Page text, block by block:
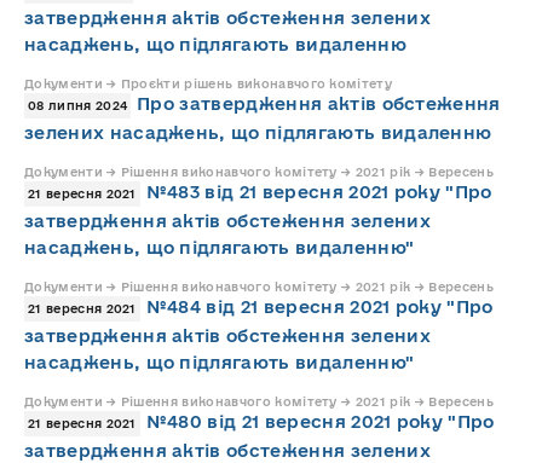
затвердження актів обстеження зелених
насаджень, що підлягають видаленню
Документи → Проєкти рішень виконавчого комітету
08 липня 2024
Про затвердження актів обстеження
зелених насаджень, що підлягають видаленню
Документи → Рішення виконавчого комітету → 2021 рік → Вересень
21 вересня 2021
№483 від 21 вересня 2021 року "Про
затвердження актів обстеження зелених
насаджень, що підлягають видаленню"
Документи → Рішення виконавчого комітету → 2021 рік → Вересень
21 вересня 2021
№484 від 21 вересня 2021 року "Про
затвердження актів обстеження зелених
насаджень, що підлягають видаленню"
Документи → Рішення виконавчого комітету → 2021 рік → Вересень
21 вересня 2021
№480 від 21 вересня 2021 року "Про
затвердження актів обстеження зелених